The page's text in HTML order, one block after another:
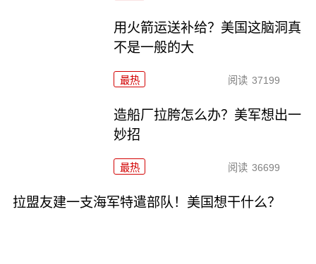
用火箭运送补给？美国这脑洞真
不是一般的大
最热 阅读 37199
造船厂拉胯怎么办？美军想出一
妙招
最热 阅读 36699
拉盟友建一支海军特遣部队！美国想干什么？